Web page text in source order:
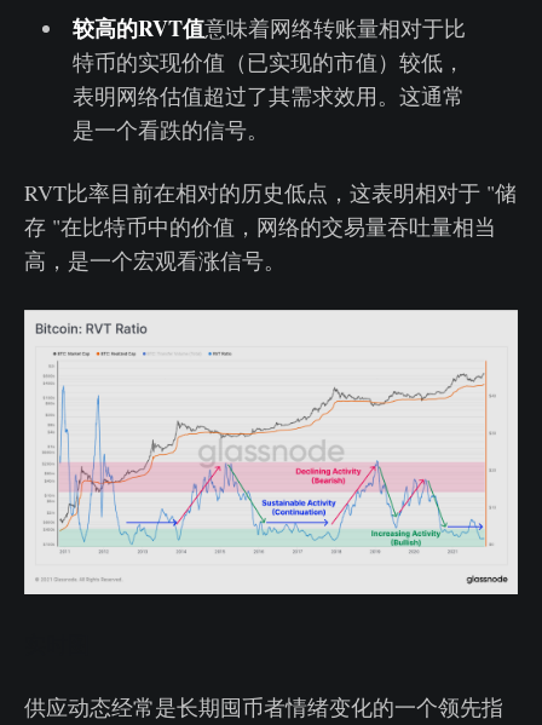
较高的RVT值意味着网络转账量相对于比
特币的实现价值（已实现的市值）较低，
表明网络估值超过了其需求效用。这通常
是一个看跌的信号。
RVT比率目前在相对的历史低点，这表明相对于 "储
存 "在比特币中的价值，网络的交易量吞吐量相当
高，是一个宏观看涨信号。
供应动态经常是长期囤币者情绪变化的一个领先指